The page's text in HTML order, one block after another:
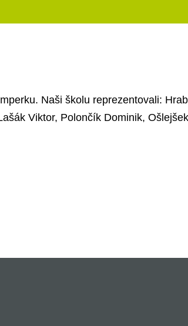
Naši školu reprezentovali:
Viktor, Polončík Dominik,